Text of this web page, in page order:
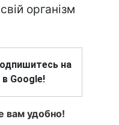
організм
на
Google!
вам удобно!